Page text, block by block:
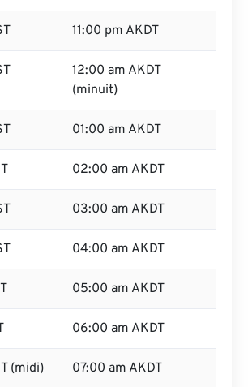
11:00 pm AKDT
12:00 am AKDT
(minuit)
01:00 am AKDT
02:00 am AKDT
03:00 am AKDT
04:00 am AKDT
05:00 am AKDT
06:00 am AKDT
(midi) 07:00 am AKDT